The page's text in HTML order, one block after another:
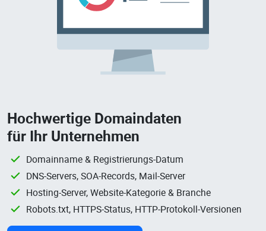
Hochwertige Domaindaten
für Ihr Unternehmen
Domainname & Registrierungs-Datum
DNS-Servers, SOA-Records, Mail-Server
Hosting-Server, Website-Kategorie & Branche
Robots.txt, HTTPS-Status, HTTP-Protokoll-Versionen